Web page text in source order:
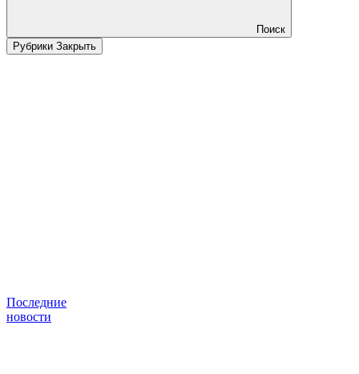
Поиск
Рубрики Закрыть
Последние
новости